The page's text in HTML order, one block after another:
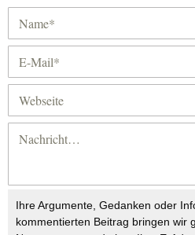
Ihre Argumente, Gedanken oder
kommentierten Beitrag bringen wir